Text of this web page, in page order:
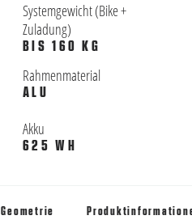
Systemgewicht (Bike +
Zuladung)
BIS 160 KG
Rahmenmaterial
ALU
Akku
625 WH
Geometrie